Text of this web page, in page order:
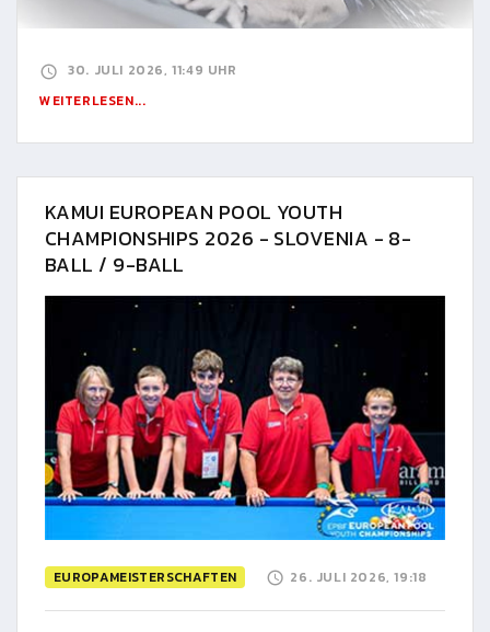
30. JULI 2026, 11:49 UHR
WEITERLESEN...
KAMUI EUROPEAN POOL YOUTH
CHAMPIONSHIPS 2026 - SLOVENIA - 8-
BALL / 9-BALL
EUROPAMEISTERSCHAFTEN 26. JULI 2026, 19:18